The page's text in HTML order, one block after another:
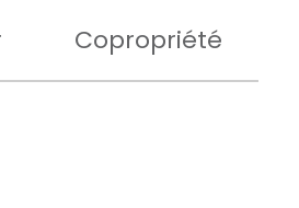
Copropriété